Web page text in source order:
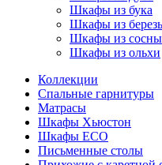
Шкафы из бука
Шкафы из
Шкафы из сосны
Шкафы из ольхи
Коллекции
Спальные гарнитуры
Матрасы
Шкафы Хьюстон
Шкафы ECO
Письменные столы